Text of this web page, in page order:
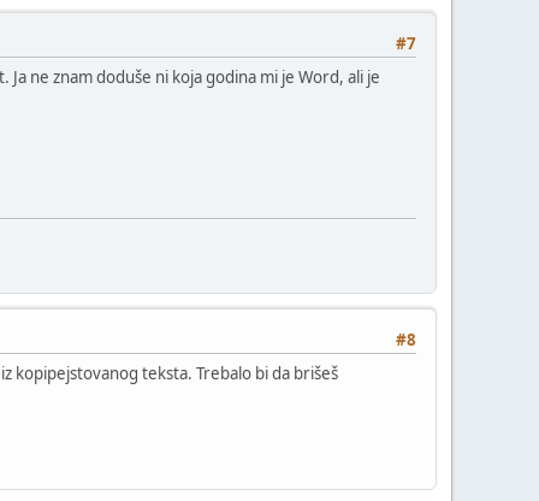
#7
ne znam doduše ni koja godina mi je Word, ali je
#8
kopipejstovanog teksta. Trebalo bi da brišeš